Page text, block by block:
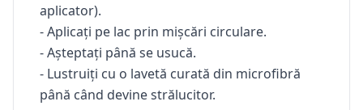
aplicator).
- Aplicați pe lac prin mișcări circulare.
- Așteptați până se usucă.
- Lustruiți cu o lavetă curată din microfibră
până când devine strălucitor.